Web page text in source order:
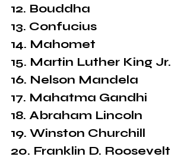
12. Bouddha
13. Confucius
14. Mahomet
15. Martin Luther King Jr.
16. Nelson Mandela
17. Mahatma Gandhi
18. Abraham Lincoln
19. Winston Churchill
20. Franklin D. Roosevelt